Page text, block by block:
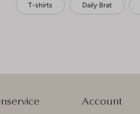
T-shirts Daily Brat
Account